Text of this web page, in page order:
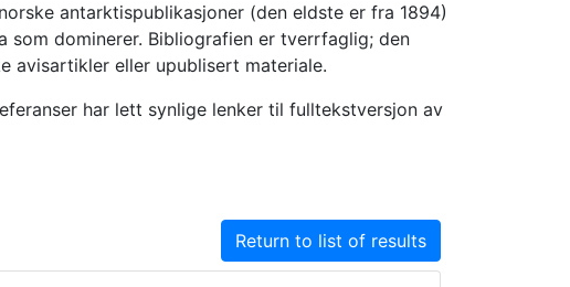
antarktispublikasjoner (den eldste er fra 1894)
dominerer. Bibliografien er tverrfaglig; den
avisartikler eller upublisert materiale.
har lett synlige lenker til fulltekstversjon av
Return to list of results